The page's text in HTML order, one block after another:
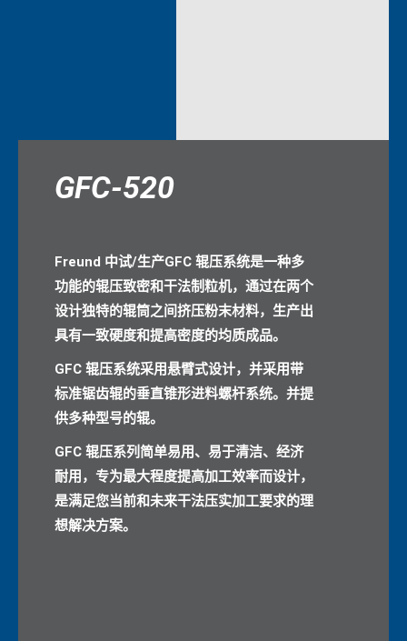
GFC-520
Freund 中试/生产GFC 辊压系统是一种多
功能的辊压致密和干法制粒机，通过在两个
设计独特的辊筒之间挤压粉末材料，生产出
具有一致硬度和提高密度的均质成品。
GFC 辊压系统采用悬臂式设计，并采用带
标准锯齿辊的垂直锥形进料螺杆系统。并提
供多种型号的辊。
GFC 辊压系列简单易用、易于清洁、经济
耐用，专为最大程度提高加工效率而设计，
是满足您当前和未来干法压实加工要求的理
想解决方案。